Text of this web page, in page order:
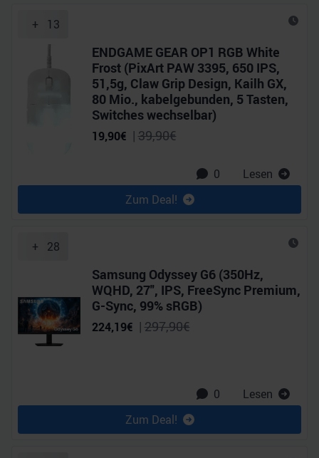
+ 13
ENDGAME GEAR OP1 RGB White
Frost (PixArt PAW 3395, 650 IPS,
51,5g, Claw Grip Design, Kailh GX,
80 Mio., kabelgebunden, 5 Tasten,
Switches wechselbar)
19,90€ | 39,90€
0
Lesen
Zum Deal!
+ 28
Samsung Odyssey G6 (350Hz,
WQHD, 27", IPS, FreeSync Premium,
G-Sync, 99% sRGB)
224,19€ | 297,90€
0
Lesen
Zum Deal!